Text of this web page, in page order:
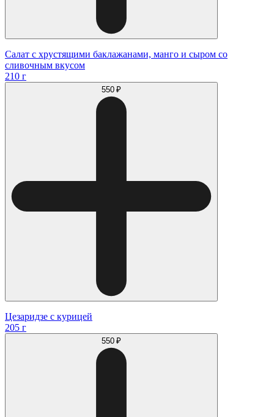
Салат с хрустящими баклажанами, манго и сыром со
сливочным вкусом
210 г
550 ₽
Цезаридзе с курицей
205 г
550 ₽